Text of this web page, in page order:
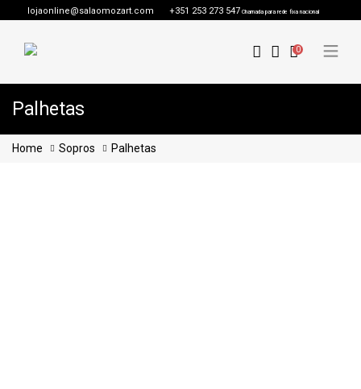
lojaonline@salaomozart.com +351 253 273 547 Chamada para rede fixa nacional
0
Palhetas
Home Sopros Palhetas